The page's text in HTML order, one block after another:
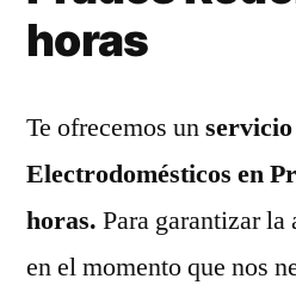
horas
Te ofrecemos un
Electrodomésticos en
horas. Para garantizar
en el momento que nos